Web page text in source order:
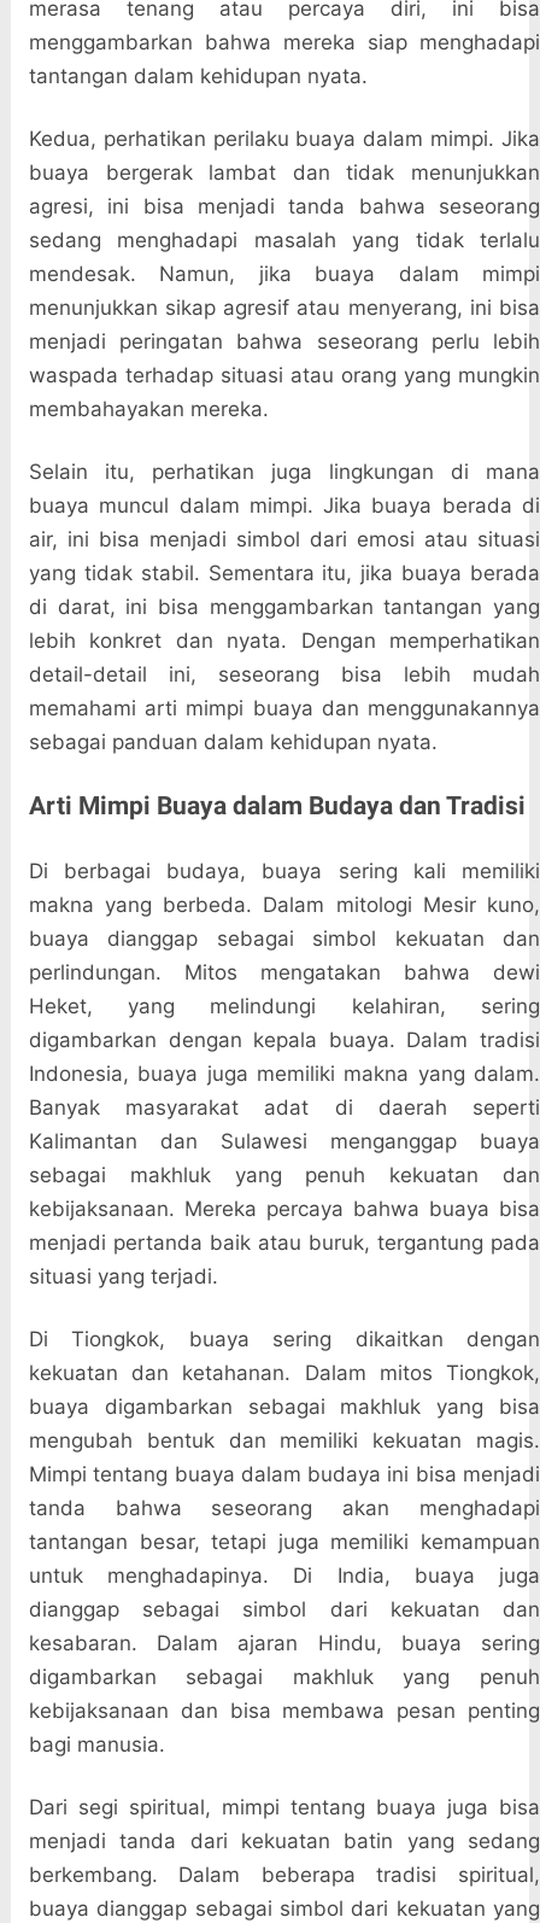
merasa tenang atau percaya diri, ini bisa
menggambarkan bahwa mereka siap menghadapi
tantangan dalam kehidupan nyata.
Kedua, perhatikan perilaku buaya dalam mimpi. Jika
buaya bergerak lambat dan tidak menunjukkan
agresi, ini bisa menjadi tanda bahwa seseorang
sedang menghadapi masalah yang tidak terlalu
mendesak. Namun, jika buaya dalam mimpi
menunjukkan sikap agresif atau menyerang, ini bisa
menjadi peringatan bahwa seseorang perlu lebih
waspada terhadap situasi atau orang yang mungkin
membahayakan mereka.
Selain itu, perhatikan juga lingkungan di mana
buaya muncul dalam mimpi. Jika buaya berada di
air, ini bisa menjadi simbol dari emosi atau situasi
yang tidak stabil. Sementara itu, jika buaya berada
di darat, ini bisa menggambarkan tantangan yang
lebih konkret dan nyata. Dengan memperhatikan
detail-detail ini, seseorang bisa lebih mudah
memahami arti mimpi buaya dan menggunakannya
sebagai panduan dalam kehidupan nyata.
Arti Mimpi Buaya dalam Budaya dan Tradisi
Di berbagai budaya, buaya sering kali memiliki
makna yang berbeda. Dalam mitologi Mesir kuno,
buaya dianggap sebagai simbol kekuatan dan
perlindungan. Mitos mengatakan bahwa dewi
Heket, yang melindungi kelahiran, sering
digambarkan dengan kepala buaya. Dalam tradisi
Indonesia, buaya juga memiliki makna yang dalam.
Banyak masyarakat adat di daerah seperti
Kalimantan dan Sulawesi menganggap buaya
sebagai makhluk yang penuh kekuatan dan
kebijaksanaan. Mereka percaya bahwa buaya bisa
menjadi pertanda baik atau buruk, tergantung pada
situasi yang terjadi.
Di Tiongkok, buaya sering dikaitkan dengan
kekuatan dan ketahanan. Dalam mitos Tiongkok,
buaya digambarkan sebagai makhluk yang bisa
mengubah bentuk dan memiliki kekuatan magis.
Mimpi tentang buaya dalam budaya ini bisa menjadi
tanda bahwa seseorang akan menghadapi
tantangan besar, tetapi juga memiliki kemampuan
untuk menghadapinya. Di India, buaya juga
dianggap sebagai simbol dari kekuatan dan
kesabaran. Dalam ajaran Hindu, buaya sering
digambarkan sebagai makhluk yang penuh
kebijaksanaan dan bisa membawa pesan penting
bagi manusia.
Dari segi spiritual, mimpi tentang buaya juga bisa
menjadi tanda dari kekuatan batin yang sedang
berkembang. Dalam beberapa tradisi spiritual,
buaya dianggap sebagai simbol dari kekuatan yang